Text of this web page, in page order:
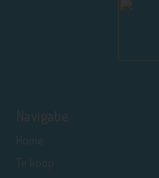
Navigatie
Te koop